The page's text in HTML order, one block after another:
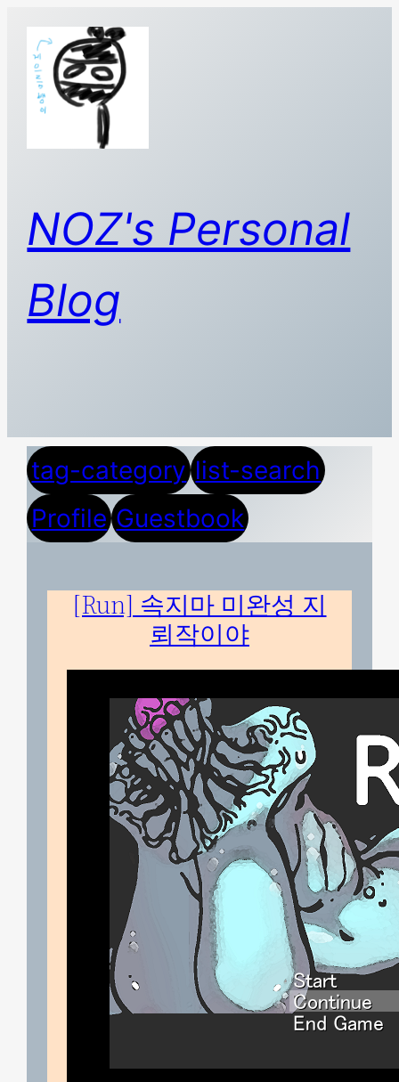
NOZ's Personal
Blog
tag-category list-search
Profile Guestbook
[Run] 속지마 미완성 지
뢰작이야